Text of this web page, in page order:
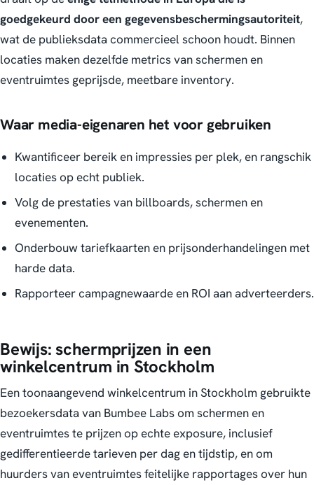
goedgekeurd door een gegevensbeschermingsautoriteit,
wat de publieksdata commercieel schoon houdt. Binnen
locaties maken dezelfde metrics van schermen en
eventruimtes geprijsde, meetbare inventory.
Waar media-eigenaren het voor gebruiken
Kwantificeer bereik en impressies per plek, en rangschik
locaties op echt publiek.
Volg de prestaties van billboards, schermen en
evenementen.
Onderbouw tariefkaarten en prijsonderhandelingen met
harde data.
Rapporteer campagnewaarde en ROI aan adverteerders.
Bewijs: schermprijzen in een
winkelcentrum in Stockholm
Een toonaangevend winkelcentrum in Stockholm gebruikte
bezoekersdata van Bumbee Labs om schermen en
eventruimtes te prijzen op echte exposure, inclusief
gedifferentieerde tarieven per dag en tijdstip, en om
huurders van eventruimtes feitelijke rapportages over hun